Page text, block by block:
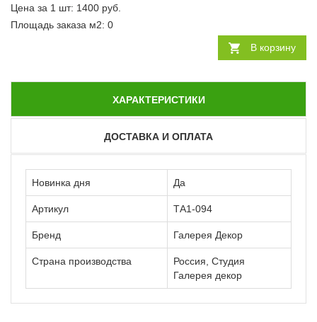
Цена за 1 шт: 1400 руб.
Площадь заказа м2: 0
В корзину
ХАРАКТЕРИСТИКИ
ДОСТАВКА И ОПЛАТА
Новинка дня Да
Артикул ТА1-094
Бренд Галерея Декор
Страна производства
Россия, Студия
Галерея декор